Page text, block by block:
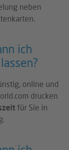
neben
ich
online und
drucken
für Sie in